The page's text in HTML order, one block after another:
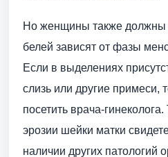
Но женщины также должны
белей зависят от фазы
Если в выделениях
слизь или другие примеси,
посетить врача-
эрозии шейки матки
наличии других патологий